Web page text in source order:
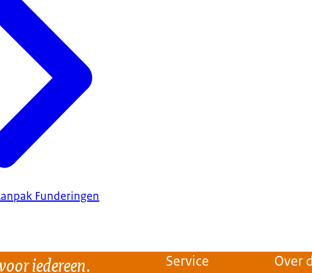
Funderingen
iedereen. Service Over